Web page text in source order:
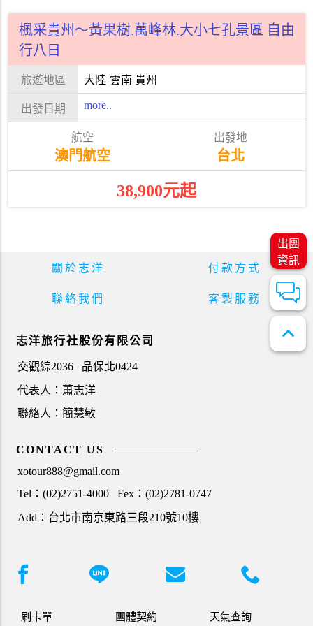
出團
資訊
expand_less
楓采貴州～黃果樹.萬峰林.大小七孔景區 自由
行八日
大陸 雲南 貴州
more..
澳門航空 台北
38,900元起
關於志洋 付款方式
聯絡我們 客製服務
志洋旅行社股份有限公司
交觀綜2036
品保北0424
代表人：蕭志洋
聯絡人：簡慧敏
CONTACT US
xotour888@gmail.com
Tel：(02)2751-4000
Fex：(02)2781-0747
Add：台北市南京東路三段210號10樓
刷卡單 團體契約 天氣查詢